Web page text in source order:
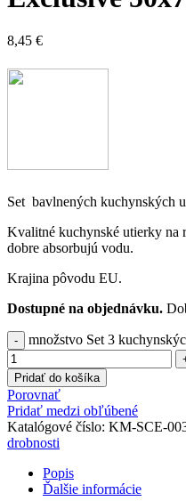
8,45 €
Set bavlnených kuchynských
Kvalitné kuchynské utierky
dobre absorbujú vodu.
Krajina pôvodu EU.
Dostupné na objednávku.
množstvo Set 3
Pridať do košíka
Porovnať
Pridať medzi obľúbené
Katalógové číslo: KM-SCE-
drobnosti
Popis
Ďalšie informácie